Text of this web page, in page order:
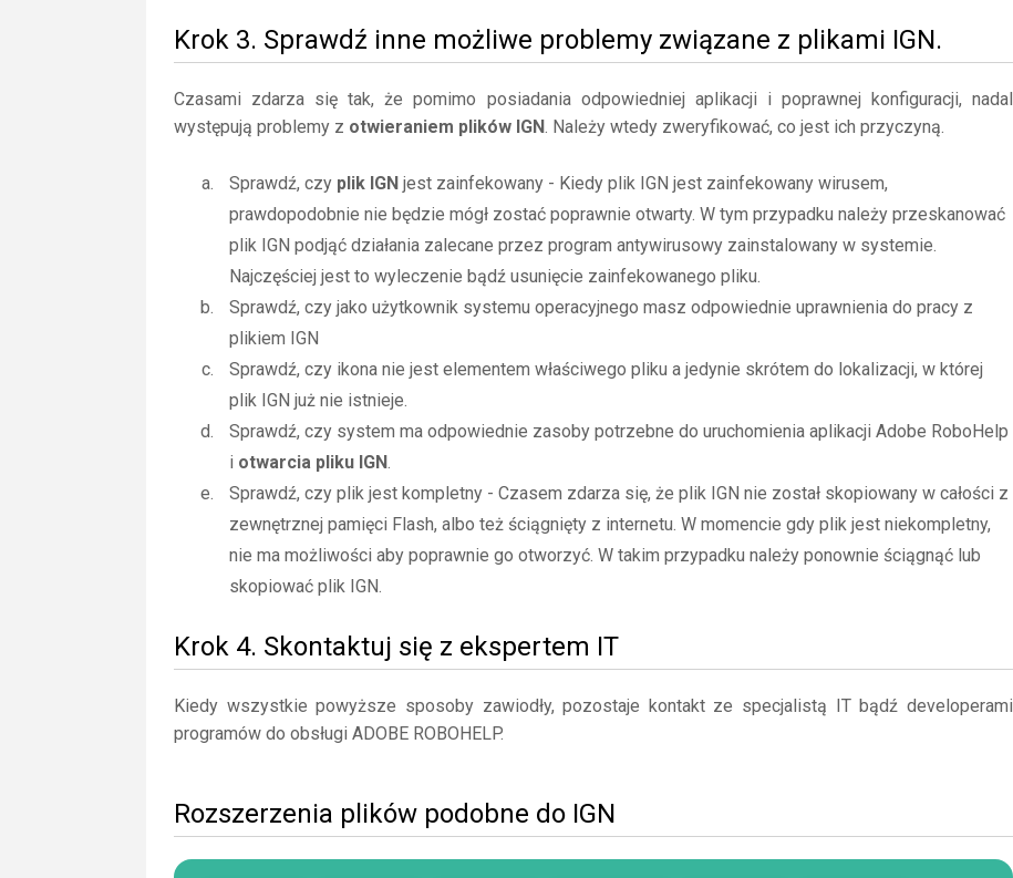
Krok 3. Sprawdź inne możliwe problemy związane z plikami IGN.
Czasami zdarza się tak, że pomimo posiadania odpowiedniej aplikacji i poprawnej konfiguracji, nadal
występują problemy z otwieraniem plików IGN. Należy wtedy zweryfikować, co jest ich przyczyną.
Sprawdź, czy plik IGN jest zainfekowany - Kiedy plik IGN jest zainfekowany wirusem,
prawdopodobnie nie będzie mógł zostać poprawnie otwarty. W tym przypadku należy przeskanować
plik IGN podjąć działania zalecane przez program antywirusowy zainstalowany w systemie.
Najczęściej jest to wyleczenie bądź usunięcie zainfekowanego pliku.
Sprawdź, czy jako użytkownik systemu operacyjnego masz odpowiednie uprawnienia do pracy z
plikiem IGN
Sprawdź, czy ikona nie jest elementem właściwego pliku a jedynie skrótem do lokalizacji, w której
plik IGN już nie istnieje.
Sprawdź, czy system ma odpowiednie zasoby potrzebne do uruchomienia aplikacji Adobe RoboHelp
i otwarcia pliku IGN.
Sprawdź, czy plik jest kompletny - Czasem zdarza się, że plik IGN nie został skopiowany w całości z
zewnętrznej pamięci Flash, albo też ściągnięty z internetu. W momencie gdy plik jest niekompletny,
nie ma możliwości aby poprawnie go otworzyć. W takim przypadku należy ponownie ściągnąć lub
skopiować plik IGN.
Krok 4. Skontaktuj się z ekspertem IT
Kiedy wszystkie powyższe sposoby zawiodły, pozostaje kontakt ze specjalistą IT bądź developerami
programów do obsługi ADOBE ROBOHELP.
Rozszerzenia plików podobne do IGN